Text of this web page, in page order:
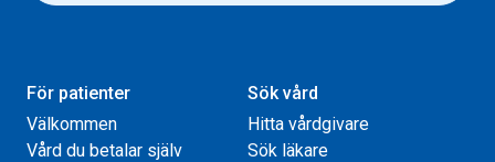
För patienter
Välkommen
Vård du betalar själv
Sök vård
Hitta vårdgivare
Sök läkare